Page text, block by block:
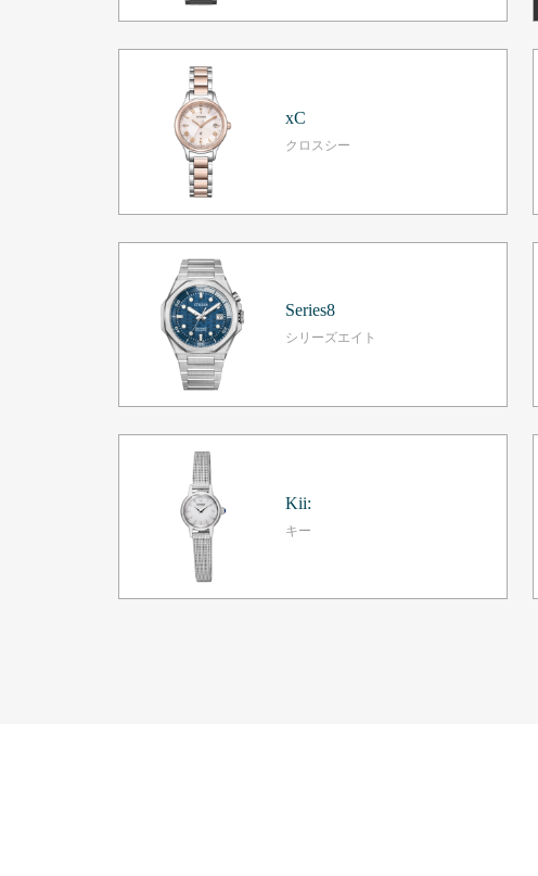
xC
クロスシー
Series8
シリーズエイト
Kii:
キー